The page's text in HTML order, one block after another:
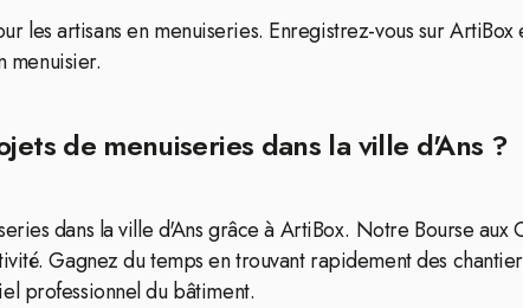
les artisans en menuiseries. Enregistrez-vous sur
menuisier.
de menuiseries dans la ville d'Ans ?
dans la ville d'Ans grâce à ArtiBox. Notre Bourse
Gagnez du temps en trouvant rapidement des
professionnel du bâtiment.